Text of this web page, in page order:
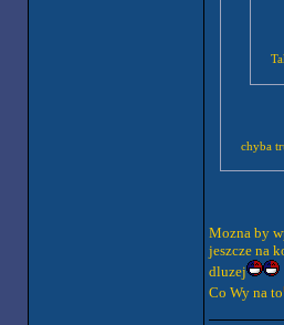
chyba
Mozna by
jeszcze na
dluzej
Co Wy na to